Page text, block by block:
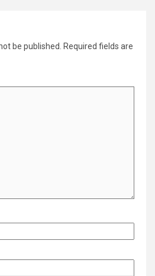
be published.
Required fields are